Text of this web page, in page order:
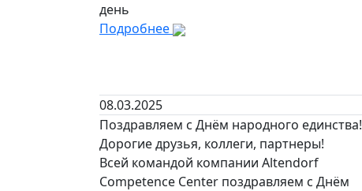
день
Подробнее
08.03.2025
Поздравляем с Днём народного единства!
Дорогие друзья, коллеги, партнеры!
Всей командой компании Altendorf
Competence Center поздравляем с Днём